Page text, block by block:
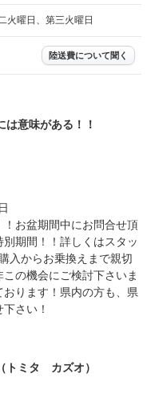
火曜日、第三火曜日
陸送費について聞く
は意味がある！！
！お盆期間中にお問合せ頂
期間！！詳しくはスタッ
入からお乗換えまで親切
の機会にご検討下さいま
ります！県内の方も、県
さい！
ミタ カズオ）